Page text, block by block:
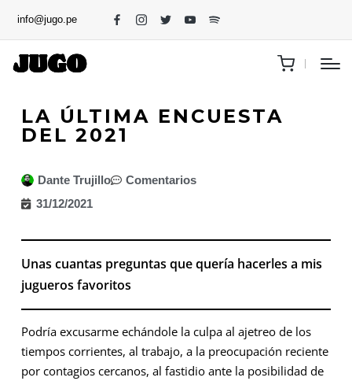
info@jugo.pe
LA ÚLTIMA ENCUESTA
DEL 2021
Dante Trujillo
Comentarios
31/12/2021
Unas cuantas preguntas que quería hacerles a mis
jugueros favoritos
Podría excusarme echándole la culpa al ajetreo de los
tiempos corrientes, al trabajo, a la preocupación reciente
por contagios cercanos, al fastidio ante la posibilidad de